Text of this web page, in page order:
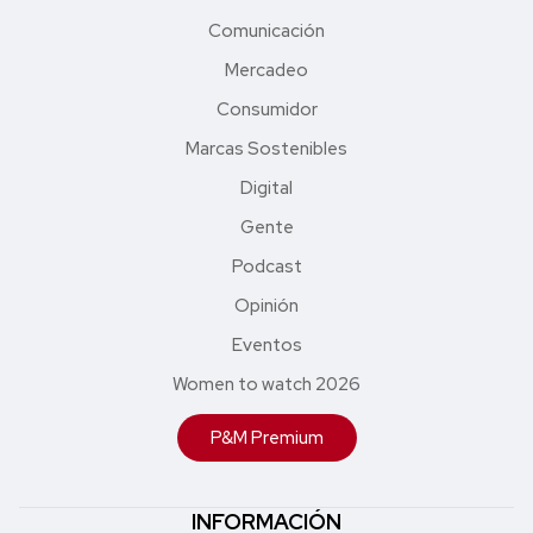
Comunicación
Mercadeo
Consumidor
Marcas Sostenibles
Digital
Gente
Podcast
Opinión
Eventos
Women to watch 2026
P&M Premium
INFORMACIÓN